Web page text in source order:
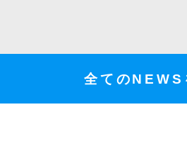
全てのNEWS